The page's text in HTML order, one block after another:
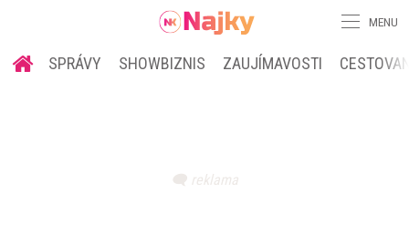
MENU
SPRÁVY SHOWBIZNIS ZAUJÍMAVOSTI